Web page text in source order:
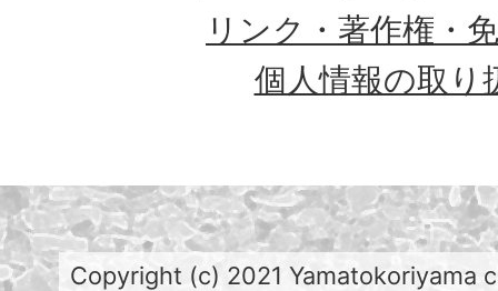
リンク・著作権・
個人情報の取り
Copyright (c) 2021 Yamatokoriyama